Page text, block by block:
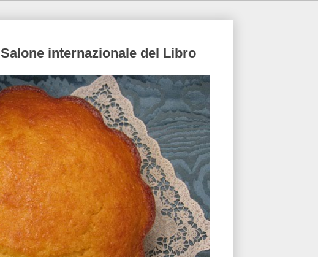
internazionale del Libro